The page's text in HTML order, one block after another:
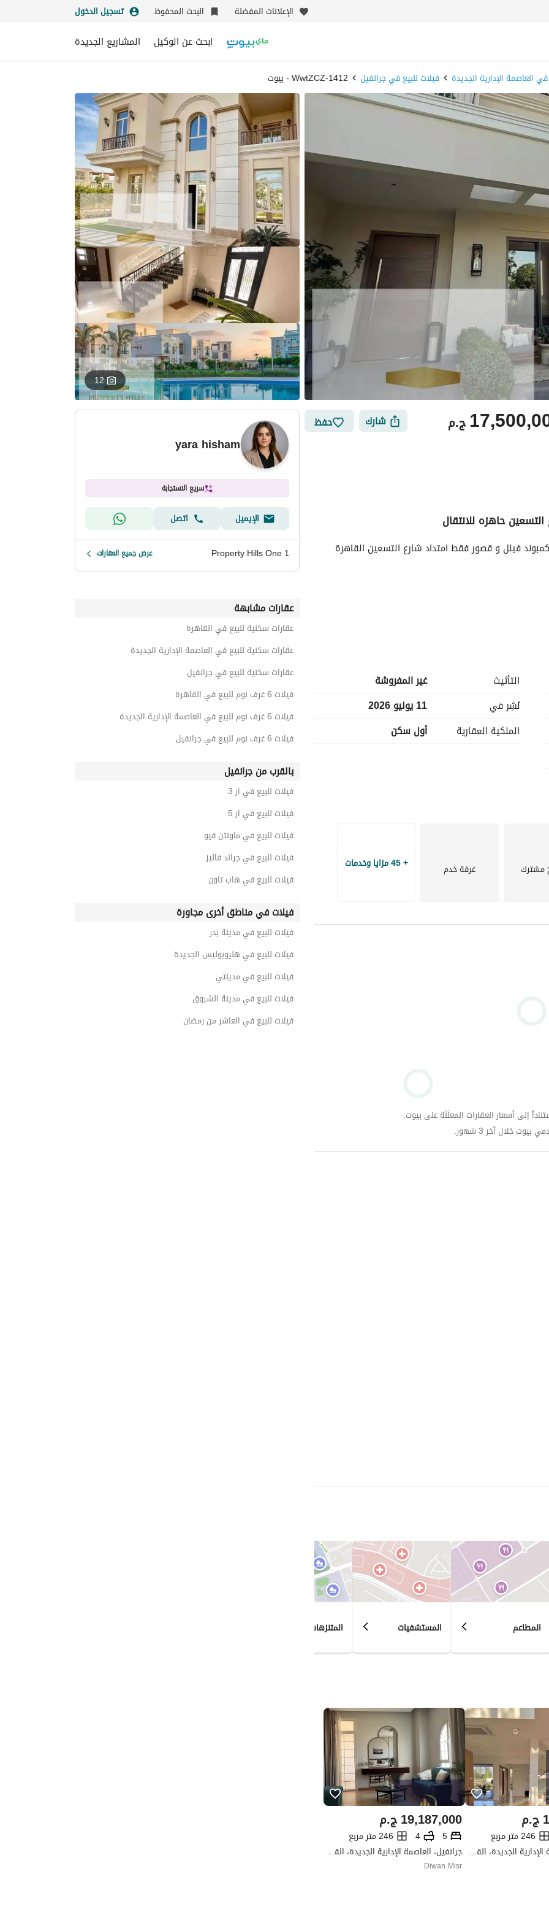
الإعلانات المفضلة البحث المحفوظ تسجيل الدخول
ابحث عن الوكيل المشاريع الجديدة
العاصمة الإدارية الجديدة فيلات للبيع في جرانفيل 1412-WwtZCZ - بيوت
12
ج.م شارك حفظ
حاهزه للانتقال
التأثيث
غير المفروشة
نُشِر في
11 يوليو 2026
الملكية العقارية
أول سكن
مشترك غرفة خدم + 45 مزايا وخدمات
إلى أسعار العقارات المعلَنَة على بيوت.
خلال آخر 3 شهور.
المطاعم المستشفيات المتنزهات
ج.م
246 متر مربع
جرانفيل، العاصمة الإدارية الجديدة، القاهرة
ج.م19,187,000
5
4
246 متر مربع
جرانفيل، العاصمة الإدارية الجديدة، القاهرة
Diwan Misr
yara hisham
سريع الاستجابة
الإيميل اتصل
Property Hills One 1 عرض جميع العقارات
عقارات مشابهة
عقارات سكنية للبيع في القاهرة
عقارات سكنية للبيع في العاصمة الإدارية الجديدة
عقارات سكنية للبيع في جرانفيل
فيلات 6 غرف نوم للبيع في القاهرة
فيلات 6 غرف نوم للبيع في العاصمة الإدارية الجديدة
فيلات 6 غرف نوم للبيع في جرانفيل
بالقرب من جرانفيل
فيلات للبيع في ار 3
فيلات للبيع في ار 5
فيلات للبيع في ماونتن فيو
فيلات للبيع في جراند فاليز
فيلات للبيع في هاب تاون
فيلات في مناطق أخرى مجاورة
فيلات للبيع في مدينة بدر
فيلات للبيع في هليوبوليس الجديدة
فيلات للبيع في مدينتي
فيلات للبيع في مدينة الشروق
فيلات للبيع في العاشر من رمضان